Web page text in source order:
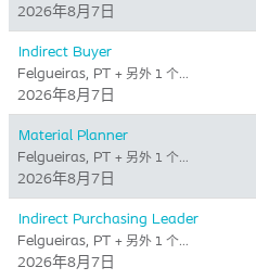
2026年8月7日
Indirect Buyer
Felgueiras, PT + 另外 1 个…
2026年8月7日
Material Planner
Felgueiras, PT + 另外 1 个…
2026年8月7日
Indirect Purchasing Leader
Felgueiras, PT + 另外 1 个…
2026年8月7日